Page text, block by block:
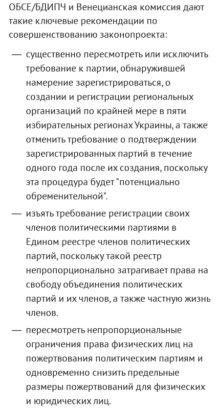
ОБСЕ/БДИПЧ и Венецианская комиссия дают
такие ключевые рекомендации по
совершенствованию законопроекта:
существенно пересмотреть или исключить
требование к партии, обнаружившей
намерение зарегистрироваться, о
создании и регистрации региональных
организаций по крайней мере в пяти
избирательных регионах Украины, а также
отменить требование о подтверждении
зарегистрированных партий в течение
одного года после их создания, поскольку
эта процедура будет "потенциально
обременительной".
изъять требование регистрации своих
членов политическими партиями в
Едином реестре членов политических
партий, поскольку такой реестр
непропорционально затрагивает права на
свободу объединения политических
партий и их членов, а также частную жизнь
членов.
пересмотреть непропорциональные
ограничения права физических лиц на
пожертвования политическим партиям и
одновременно снизить предельные
размеры пожертвований для физических
и юридических лиц.